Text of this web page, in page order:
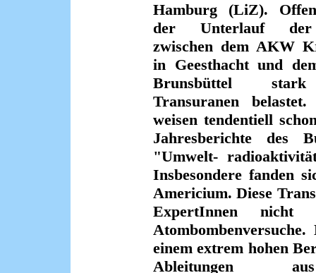
Hamburg (LiZ).
der Unterlauf
zwischen dem AKW
in Geesthacht und
Brunsbüttel
Transuranen
weisen tendentiell
Jahresberichte des
"Umwelt-
Insbesondere fanden
Americium. Diese
ExpertInnen
einem extrem hohen
Ableitungen